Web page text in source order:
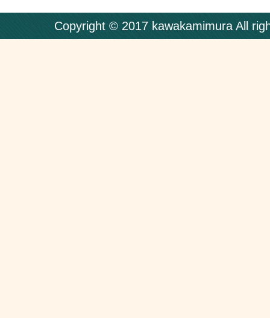
Copyright © 2017 kawakamimura All